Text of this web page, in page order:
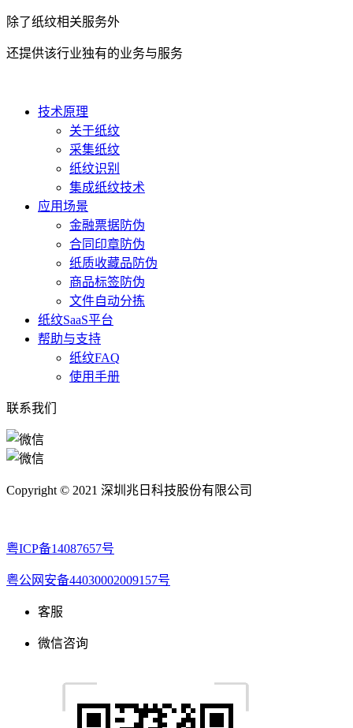
除了纸纹相关服务外
还提供该行业独有的业务与服务
技术原理
关于纸纹
采集纸纹
纸纹识别
集成纸纹技术
应用场景
金融票据防伪
合同印章防伪
纸质收藏品防伪
商品标签防伪
文件自动分拣
纸纹SaaS平台
帮助与支持
纸纹FAQ
使用手册
联系我们
Copyright © 2021 深圳兆日科技股份有限公司
粤ICP备14087657号
粤公网安备44030002009157号
客服
微信咨询